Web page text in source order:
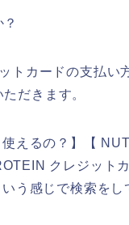
トカードの支払い
だきます。
えるの？】【
クレジット
う感じで検索をし